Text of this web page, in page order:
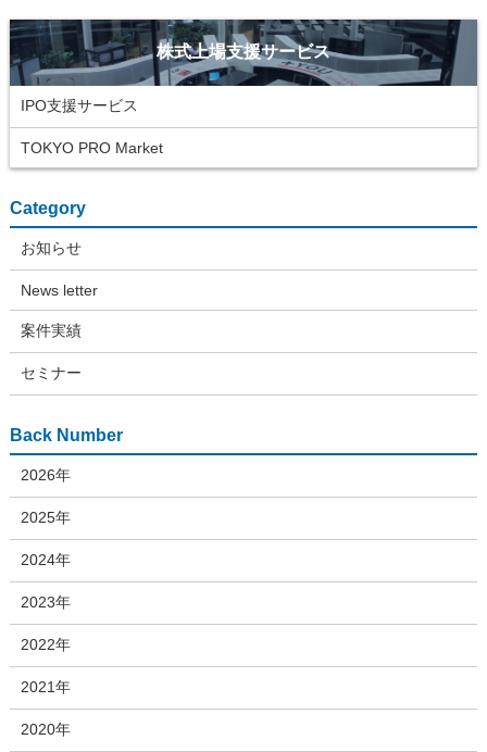
株式上場支援サービス
IPO支援サービス
TOKYO PRO Market
Category
お知らせ
News letter
案件実績
セミナー
Back Number
2026年
2025年
2024年
2023年
2022年
2021年
2020年